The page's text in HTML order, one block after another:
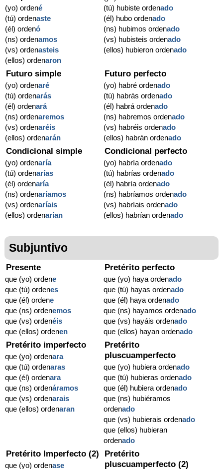
(yo) ordené
(tú) ordenaste
(él) ordenó
(ns) ordenamos
(vs) ordenasteis
(ellos) ordenaron
(tú) hubiste ordenado
(él) hubo ordenado
(ns) hubimos ordenado
(vs) hubisteis ordenado
(ellos) hubieron ordenado
Futuro simple
(yo) ordenaré
(tú) ordenarás
(él) ordenará
(ns) ordenaremos
(vs) ordenaréis
(ellos) ordenarán
Futuro perfecto
(yo) habré ordenado
(tú) habrás ordenado
(él) habrá ordenado
(ns) habremos ordenado
(vs) habréis ordenado
(ellos) habrán ordenado
Condicional simple
(yo) ordenaría
(tú) ordenarías
(él) ordenaría
(ns) ordenaríamos
(vs) ordenaríais
(ellos) ordenarían
Condicional perfecto
(yo) habría ordenado
(tú) habrías ordenado
(él) habría ordenado
(ns) habríamos ordenado
(vs) habríais ordenado
(ellos) habrían ordenado
Subjuntivo
Presente
que (yo) ordene
que (tú) ordenes
que (él) ordene
que (ns) ordenemos
que (vs) ordenéis
que (ellos) ordenen
Pretérito perfecto
que (yo) haya ordenado
que (tú) hayas ordenado
que (él) haya ordenado
que (ns) hayamos ordenado
que (vs) hayáis ordenado
que (ellos) hayan ordenado
Pretérito imperfecto
que (yo) ordenara
que (tú) ordenaras
que (él) ordenara
que (ns) ordenáramos
que (vs) ordenarais
que (ellos) ordenaran
Pretérito
pluscuamperfecto
que (yo) hubiera ordenado
que (tú) hubieras ordenado
que (él) hubiera ordenado
que (ns) hubiéramos
ordenado
que (vs) hubierais ordenado
que (ellos) hubieran
ordenado
Pretérito Imperfecto (2)
que (yo) ordenase
Pretérito
pluscuamperfecto (2)